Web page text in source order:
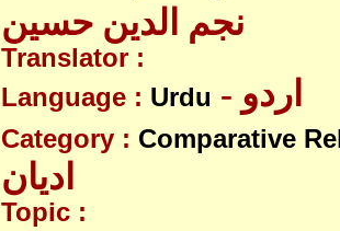
نجم الدین حسین
Translator :
Language : Urdu - اردو
Category : Comparative
ادیان
Topic :